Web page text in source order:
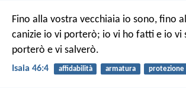
Fino alla vostra vecchiaia io sono, fino
canizie io vi porterò; io vi ho fatti e io vi
porterò e vi salverò.
Isaia 46:4 affidabilità armatura protezione